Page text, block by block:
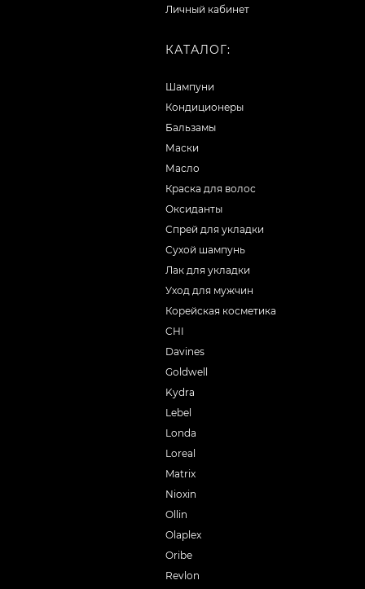
Личный кабинет
КАТАЛОГ:
Шампуни
Кондиционеры
Бальзамы
Маски
Масло
Краска для волос
Оксиданты
Спрей для укладки
Сухой шампунь
Лак для укладки
Уход для мужчин
Корейская косметика
CHI
Davines
Goldwell
Kydra
Lebel
Londa
Loreal
Matrix
Nioxin
Ollin
Olaplex
Oribe
Revlon